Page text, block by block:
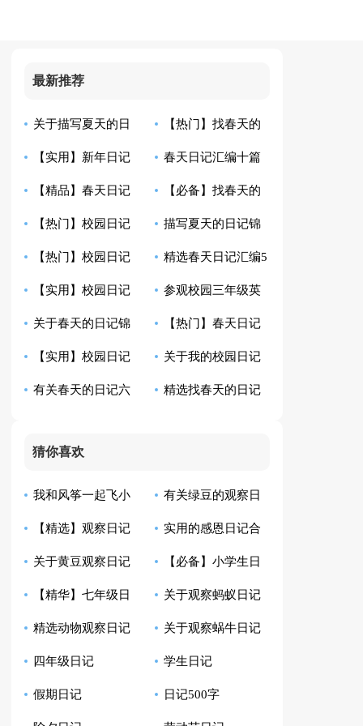
最新推荐
关于描写夏天的日
记模板锦集八篇
【热门】找春天的
日记三篇
【实用】新年日记
十篇
春天日记汇编十篇
【精品】春天日记
汇编5篇
【必备】找春天的
日记10篇
【热门】校园日记
模板集锦六篇
描写夏天的日记锦
集六篇
【热门】校园日记
合集八篇
精选春天日记汇编5
篇
【实用】校园日记
锦集七篇
参观校园三年级英
语日记带翻译
关于春天的日记锦
集9篇
【热门】春天日记
汇编5篇
【实用】校园日记
汇编6篇
关于我的校园日记
七篇
有关春天的日记六 精选找春天的日记
猜你喜欢
我和风筝一起飞小
学生日记
有关绿豆的观察日
记模板汇总10篇
【精选】观察日记
汇总9篇
实用的感恩日记合
集8篇
关于黄豆观察日记
合集八篇
【必备】小学生日
记范文汇总四篇
【精华】七年级日
记集锦10篇
关于观察蚂蚁日记
范文6篇
精选动物观察日记
四篇
关于观察蜗牛日记
范文七篇
四年级日记 学生日记
假期日记 日记500字